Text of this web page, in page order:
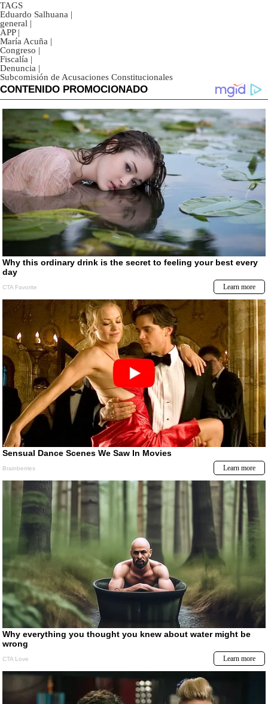
TAGS
Eduardo Salhuana |
general |
APP |
María Acuña |
Congreso |
Fiscalía |
Denuncia |
Subcomisión de Acusaciones Constitucionales